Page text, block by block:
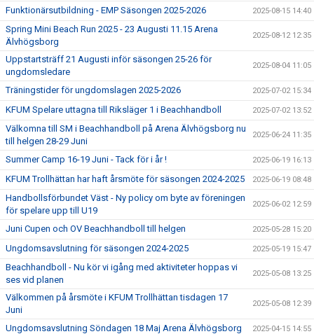
Funktionärsutbildning - EMP Säsongen 2025-2026 2025-08-15 14:40
Spring Mini Beach Run 2025 - 23 Augusti 11.15 Arena
Älvhögsborg
2025-08-12 12:35
Uppstartsträff 21 Augusti inför säsongen 25-26 för
ungdomsledare
2025-08-04 11:05
Träningstider för ungdomslagen 2025-2026 2025-07-02 15:34
KFUM Spelare uttagna till Riksläger 1 i Beachhandboll 2025-07-02 13:52
Välkomna till SM i Beachhandboll på Arena Älvhögsborg nu
till helgen 28-29 Juni
2025-06-24 11:35
Summer Camp 16-19 Juni - Tack för i år ! 2025-06-19 16:13
KFUM Trollhättan har haft årsmöte för säsongen 2024-2025 2025-06-19 08:48
Handbollsförbundet Väst - Ny policy om byte av föreningen
för spelare upp till U19
2025-06-02 12:59
Juni Cupen och OV Beachhandboll till helgen 2025-05-28 15:20
Ungdomsavslutning för säsongen 2024-2025 2025-05-19 15:47
Beachhandboll - Nu kör vi igång med aktiviteter hoppas vi
ses vid planen
2025-05-08 13:25
Välkommen på årsmöte i KFUM Trollhättan tisdagen 17
Juni
2025-05-08 12:39
Ungdomsavslutning Söndagen 18 Maj Arena Älvhögsborg 2025-04-15 14:55